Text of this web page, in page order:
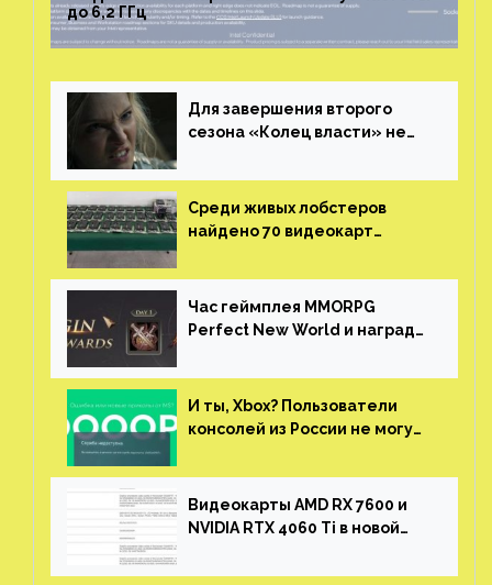
до 6,2 ГГц
Для завершения второго
сезона «Колец власти» не
Среди живых лобстеров
найдено 70 видеокарт
китайской таможни
Час геймплея MMORPG
Perfect New World и награды
И ты, Xbox? Пользователи
консолей из России не могут
Видеокарты AMD RX 7600 и
NVIDIA RTX 4060 Ti в новой